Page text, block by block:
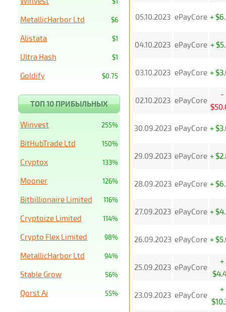
05.10.2023 ePayCore +
04.10.2023 ePayCore +
03.10.2023 ePayCore +
02.10.2023 ePayCore
-
30.09.2023 ePayCore +
29.09.2023 ePayCore +
28.09.2023 ePayCore +
27.09.2023 ePayCore +
26.09.2023 ePayCore +
25.09.2023 ePayCore
+
23.09.2023 ePayCore
+
$6
MetallicHarbor Ltd
$1
Alistata
$1
Ultra Hash
$0.75
Goldify
ТОП 10 ПРИБЫЛЬНЫХ
255%
Winvest
150%
BitHubTrade Ltd
133%
Cryptox
126%
Mooner
116%
Bitbillionaire Limited
114%
Cryptoize Limited
98%
Crypto Flex Limited
94%
MetallicHarbor Ltd
56%
Stable Grow
55%
Qorst Ai